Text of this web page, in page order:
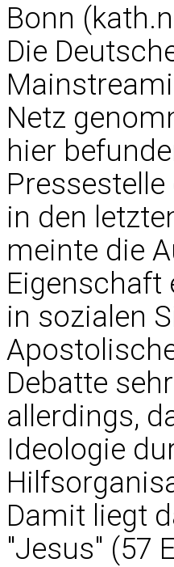
Bonn
Die
Netz
hier
in den
meinte die
Eigenschaft
in sozialen
Debatte
allerdings,
Ideologie
Damit liegt
"Jesus" (57